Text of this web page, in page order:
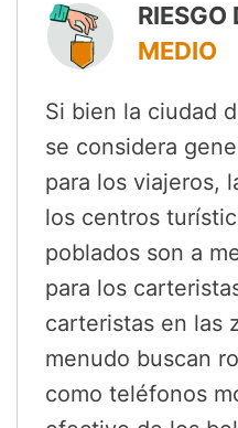
RIESGO
MEDIO
Si bien la ciudad
se considera
para los viajeros,
los centros
poblados son a
para los
carteristas en las
menudo buscan
como teléfonos